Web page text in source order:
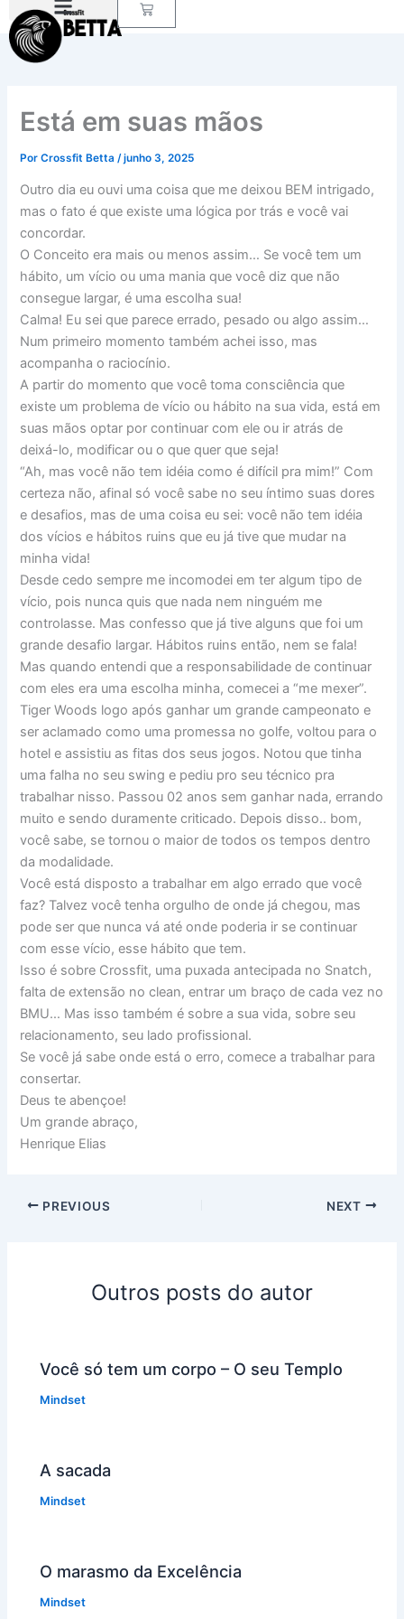
para
Carrinho
Está em suas mãos
PorCrossfit Betta/junho 3, 2025
Outro dia eu ouvi uma coisa que me deixou BEM intrigado,
mas o fato é que existe uma lógica por trás e você vai
concordar.
O Conceito era mais ou menos assim… Se você tem um
hábito, um vício ou uma mania que você diz que não
consegue largar, é uma escolha sua!
Calma! Eu sei que parece errado, pesado ou algo assim…
Num primeiro momento também achei isso, mas
acompanha o raciocínio.
A partir do momento que você toma consciência que
existe um problema de vício ou hábito na sua vida, está em
suas mãos optar por continuar com ele ou ir atrás de
deixá-lo, modificar ou o que quer que seja!
“Ah, mas você não tem idéia como é difícil pra mim!” Com
certeza não, afinal só você sabe no seu íntimo suas dores
e desafios, mas de uma coisa eu sei: você não tem idéia
dos vícios e hábitos ruins que eu já tive que mudar na
minha vida!
Desde cedo sempre me incomodei em ter algum tipo de
vício, pois nunca quis que nada nem ninguém me
controlasse. Mas confesso que já tive alguns que foi um
grande desafio largar. Hábitos ruins então, nem se fala!
Mas quando entendi que a responsabilidade de continuar
com eles era uma escolha minha, comecei a “me mexer”.
Tiger Woods logo após ganhar um grande campeonato e
ser aclamado como uma promessa no golfe, voltou para o
hotel e assistiu as fitas dos seus jogos. Notou que tinha
uma falha no seu swing e pediu pro seu técnico pra
trabalhar nisso. Passou 02 anos sem ganhar nada, errando
muito e sendo duramente criticado. Depois disso.. bom,
você sabe, se tornou o maior de todos os tempos dentro
da modalidade.
Você está disposto a trabalhar em algo errado que você
faz? Talvez você tenha orgulho de onde já chegou, mas
pode ser que nunca vá até onde poderia ir se continuar
com esse vício, esse hábito que tem.
Isso é sobre Crossfit, uma puxada antecipada no Snatch,
falta de extensão no clean, entrar um braço de cada vez no
BMU… Mas isso também é sobre a sua vida, sobre seu
relacionamento, seu lado profissional.
Se você já sabe onde está o erro, comece a trabalhar para
consertar.
Deus te abençoe!
Um grande abraço,
Henrique Elias
PREVIOUS NEXT
Outros posts do autor
Você só tem um corpo – O seu Templo
Mindset
A sacada
Mindset
O marasmo da Excelência
Mindset